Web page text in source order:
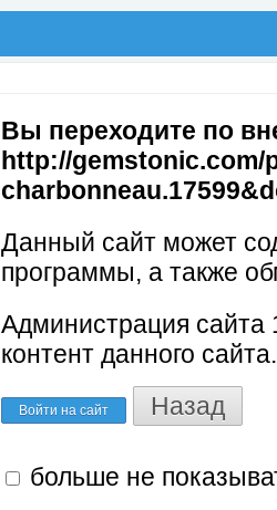
Вы переходите по
http://gemstonic.com/
Данный сайт может
программы, а также
Администрация сайта
контент данного сайта.
Войти на сайт Назад
больше не